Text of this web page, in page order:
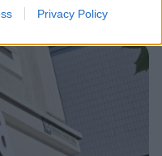
Privacy Policy